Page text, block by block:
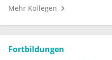
Mehr Kollegen
Fortbildungen